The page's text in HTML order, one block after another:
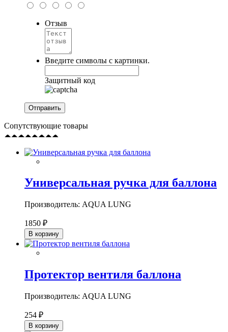
Отзыв
Введите символы с картинки.
Защитный код
Сопутствующие товары
Универсальная ручка для баллона
Производитель: AQUA LUNG
1850 ₽
В корзину
Протектор вентиля баллона
Производитель: AQUA LUNG
254 ₽
В корзину